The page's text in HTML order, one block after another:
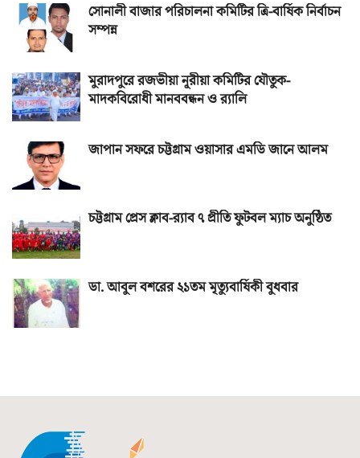
সোনালী বাজার পরিচালনা কমিটির ত্রি-বার্ষিক নির্বাচন
সম্পন্ন
মুরাদপুরে রজভীয়া নূরীয়া কমিটির যৌতুক-
মাদকবিরোধী মানববন্ধন ও র‌্যালি
জাপান সফরে চট্টগ্রাম ওয়াসার এমডি জানে আলম
চট্টগ্রাম প্রেস ক্লাব-র‌্যাব ৭ প্রীতি ফুটবল ম্যাচ অনুষ্ঠিত
ডা. আবুল বশরের ২১তম মৃত্যুবার্ষিকী বুধবার